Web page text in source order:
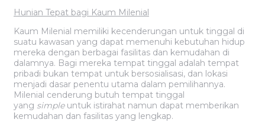
Hunian Tepat bagi Kaum Milenial
Kaum Milenial memiliki kecenderungan untuk tinggal di
suatu kawasan yang dapat memenuhi kebutuhan hidup
mereka dengan berbagai fasilitas dan kemudahan di
dalamnya. Bagi mereka tempat tinggal adalah tempat
pribadi bukan tempat untuk bersosialisasi, dan lokasi
menjadi dasar penentu utama dalam pemilihannya.
Milenial cenderung butuh tempat tinggal
yang simpleuntuk istirahat namun dapat memberikan
kemudahan dan fasilitas yang lengkap.